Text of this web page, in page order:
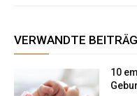
VERWANDTE
10